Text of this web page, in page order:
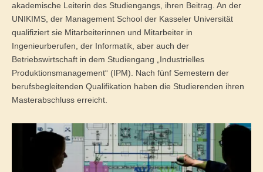
Anmelden Übersicht
Digital Business
Anmelden Übersicht
Marketing & Sales
Innovation & Entrepreneurship
Übersicht
akademische Leiterin des Studiengangs, ihren Beitrag. An der
UNIKIMS, der Management School der Kasseler Universität
qualifiziert sie Mitarbeiterinnen und Mitarbeiter in
Ingenieurberufen, der Informatik, aber auch der
Betriebswirtschaft in dem Studiengang „Industrielles
Produktionsmanagement“ (IPM). Nach fünf Semestern der
berufsbegleitenden Qualifikation haben die Studierenden ihren
Masterabschluss erreicht.